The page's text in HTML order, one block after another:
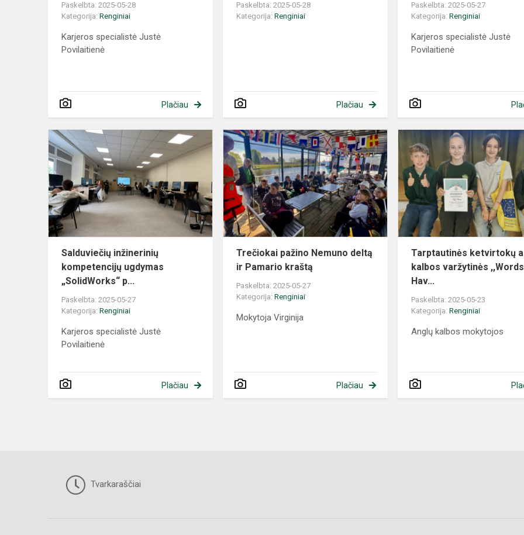
Paskelbta: 2025-05-28
Kategorija: Renginiai
Karjeros specialistė Justė
Povilaitienė
Plačiau
Paskelbta: 2025-05-28
Kategorija:Renginiai
Plačiau
Paskelbta: 2025-05-27
Kategorija:Renginiai
Karjeros specialistė Justė
Povilaitienė
Salduviečių inžinerinių
kompetencijų ugdymas
„SolidWorks“ p...
Paskelbta: 2025-05-27
Kategorija: Renginiai
Karjeros specialistė Justė
Povilaitienė
Plačiau
Trečiokai pažino Nemuno deltą
ir Pamario kraštą
Paskelbta: 2025-05-27
Kategorija:Renginiai
Mokytoja Virginija
Plačiau
Tarptautinės ketvirtokų
kalbos varžytinės ,,Words
Hav...
Paskelbta: 2025-05-23
Kategorija:Renginiai
Anglų kalbos mokytojos
Tvarkaraščiai